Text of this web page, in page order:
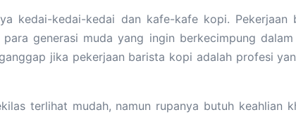
kedai-kedai-kedai dan kafe-kafe kopi. Pekerjaan
generasi muda yang ingin berkecimpung
jika pekerjaan barista kopi adalah profesi
terlihat mudah, namun rupanya butuh keahlian